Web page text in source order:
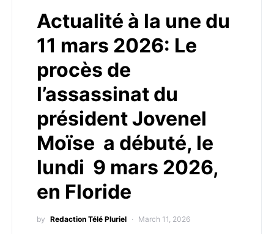
Actualité à la une du
11 mars 2026: Le
procès de
l’assassinat du
président Jovenel
Moïse a débuté, le
lundi 9 mars 2026,
en Floride
by Redaction Télé Pluriel March 11, 2026